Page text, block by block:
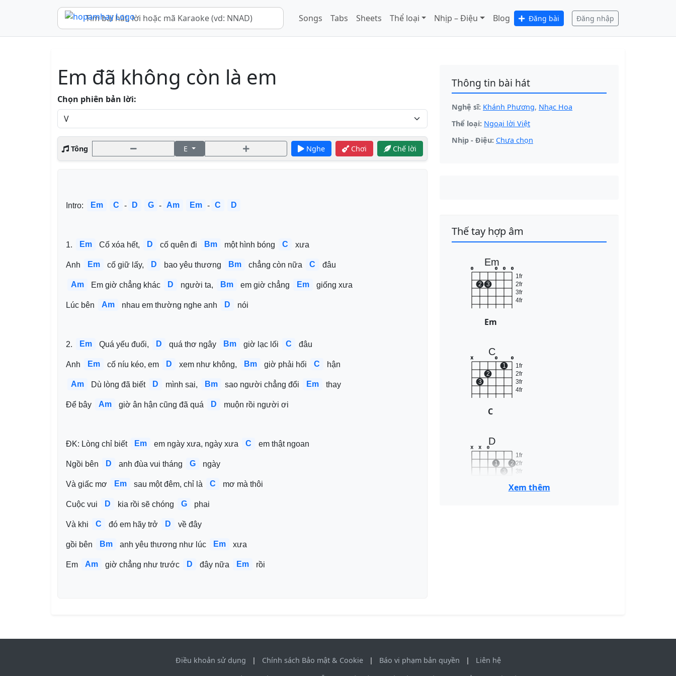
Songs Tabs Sheets Thể loại Nhịp – Điệu Blog Đăng bài Đăng nhập
Em đã không còn là em
Chọn phiên bản lời:
Tông E Nghe Chơi Chế lời
Intro: Em C - D G - Am Em - C D
1. Em Cố xóa hết, D cố quên đi Bm một hình bóng C xưa
Anh Em cố giữ lấy, D bao yêu thương Bm chẳng còn nữa C đâu
Am Em giờ chẳng khác D người ta, Bm em giờ chẳng Em giống xưa
Lúc bên Am nhau em thường nghe anh D nói
2. Em Quá yếu đuối, D quá thơ ngây Bm giờ lạc lối C đâu
Anh Em cố níu kéo, em D xem như không, Bm giờ phải hối C hận
Am Dù lòng đã biết D mình sai, Bm sao người chẳng đổi Em thay
Để bây Am giờ ân hận cũng đã quá D muộn rồi người ơi
ĐK: Lòng chỉ biết Em em ngày xưa, ngày xưa C em thật ngoan
Ngồi bên D anh đùa vui tháng G ngày
Và giấc mơ Em sau một đêm, chỉ là C mơ mà thôi
Cuộc vui D kia rồi sẽ chóng G phai
Và khi C đó em hãy trở D về đây
gồi bên Bm anh yêu thương như lúc Em xưa
Em Am giờ chẳng như trước D đây nữa Em rồi
Thông tin bài hát
Nghệ sĩ: Khánh Phương, Nhạc Hoa
Thể loại: Ngoại lời Việt
Nhịp - Điệu: Chưa chọn
Thế tay hợp âm
Em
1fr
2fr
3fr
4fr
o
2 3
o o o
Em
C
1fr
2fr
3fr
4fr
x
3
2
o
1
o
C
D
1fr
2fr
3fr
x x o
1
3
2
Xem thêm
Điều khoản sử dụng | Chính sách Bảo mật & Cookie | Báo vi phạm bản quyền |
Liên hệ